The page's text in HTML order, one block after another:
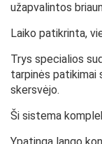
užapvalintos
Laiko patikrinta,
Trys specialios
tarpinės patikimai
skersvėjo.
Ši sistema